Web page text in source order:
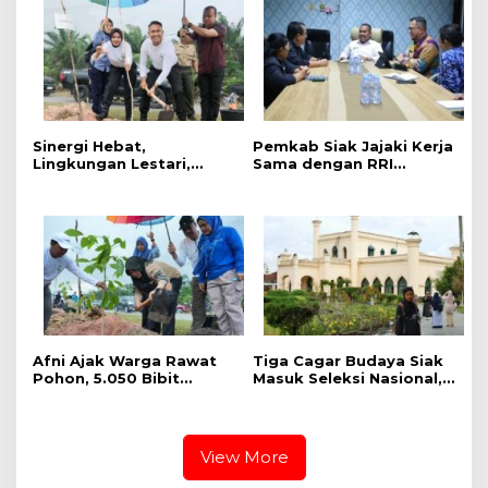
Sinergi Hebat,
Lingkungan Lestari,
Serentak ,Kapolres : Kita
Menanam Masa Depan
dan Harapan
Pemkab Siak Jajaki Kerja
Sama dengan RRI
Nasional
Afni Ajak Warga Rawat
Pohon, 5.050 Bibit
Tiga Cagar Budaya Siak
Masuk Seleksi Nasional,
View More